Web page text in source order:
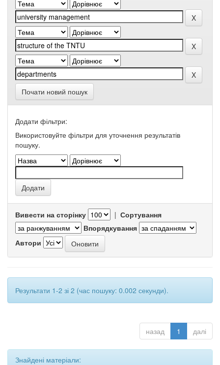
Почати новий пошук
Додати фільтри:
Використовуйте фільтри для уточнення результатів
пошуку.
Вивести на сторінку | Сортування
Впорядкування
Автори
Результати 1-2 зі 2 (час пошуку: 0.002 секунди).
назад 1 далі
Знайдені матеріали: